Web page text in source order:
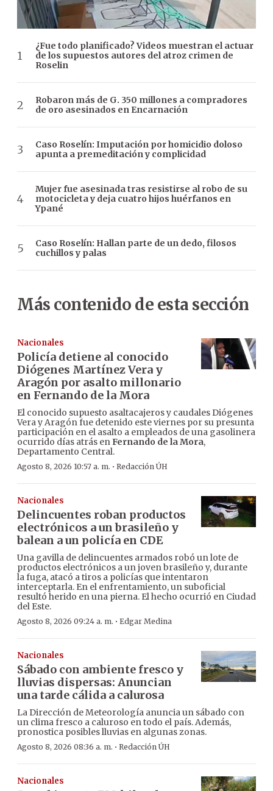
¿Fue todo planificado? Videos muestran el actuar
de los supuestos autores del atroz crimen de
Roselin
Robaron más de G. 350 millones a compradores
de oro asesinados en Encarnación
Caso Roselín: Imputación por homicidio doloso
apunta a premeditación y complicidad
Mujer fue asesinada tras resistirse al robo de su
motocicleta y deja cuatro hijos huérfanos en
Ypané
Caso Roselín: Hallan parte de un dedo, filosos
cuchillos y palas
Más contenido de esta sección
Nacionales
Policía detiene al conocido
Diógenes Martínez Vera y
Aragón por asalto millonario
en Fernando de la Mora
El conocido supuesto asaltacajeros y caudales Diógenes
Vera y Aragón fue detenido este viernes por su presunta
participación en el asalto a empleados de una gasolinera
ocurrido días atrás enFernando de la Mora,
Departamento Central.
Agosto 8, 2026 10:57 a. m. · Redacción ÚH
Nacionales
Delincuentes roban productos
electrónicos a un brasileño y
balean a un policía en CDE
Una gavilla de delincuentes armados robó un lote de
productos electrónicos a un joven brasileño y, durante
la fuga, atacó a tiros a policías que intentaron
interceptarla. En el enfrentamiento, un suboficial
resultó herido en una pierna. El hecho ocurrió en Ciudad
del Este.
Agosto 8, 2026 09:24 a. m. · Edgar Medina
Nacionales
Sábado con ambiente fresco y
lluvias dispersas: Anuncian
una tarde cálida a calurosa
La Dirección de Meteorología anuncia un sábado con
un clima fresco a caluroso en todo el país. Además,
pronostica posibles lluvias en algunas zonas.
Agosto 8, 2026 08:36 a. m. · Redacción ÚH
Nacionales